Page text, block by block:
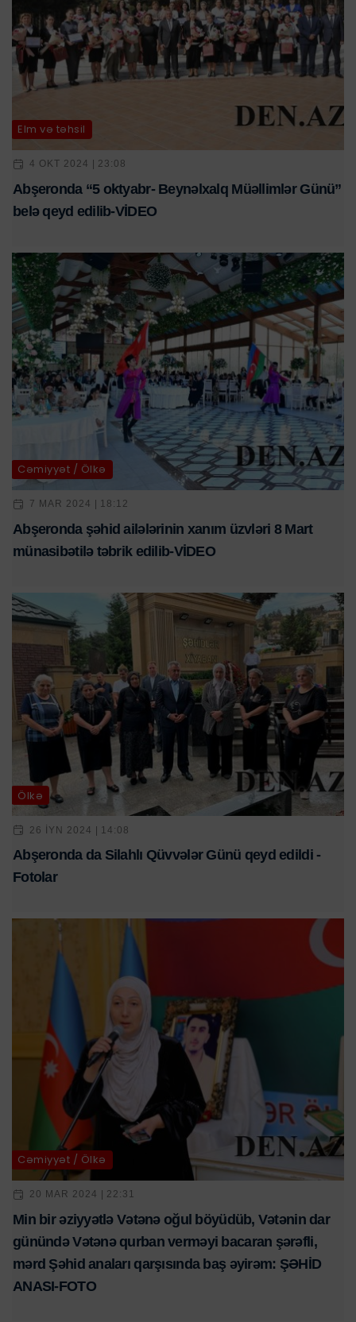
Elm və təhsil
4 OKT 2024 | 23:08
Abşeronda “5 oktyabr- Beynəlxalq Müəllimlər Günü”
belə qeyd edilib-VİDEO
Cəmiyyət / Ölkə
7 MAR 2024 | 18:12
Abşeronda şəhid ailələrinin xanım üzvləri 8 Mart
münasibətilə təbrik edilib-VİDEO
Ölkə
26 IYN 2024 | 14:08
Abşeronda da Silahlı Qüvvələr Günü qeyd edildi -
Fotolar
Cəmiyyət / Ölkə
20 MAR 2024 | 22:31
Min bir əziyyətlə Vətənə oğul böyüdüb, Vətənin dar
günündə Vətənə qurban verməyi bacaran şərəfli,
mərd Şəhid anaları qarşısında baş əyirəm: ŞƏHİD
ANASI-FOTO